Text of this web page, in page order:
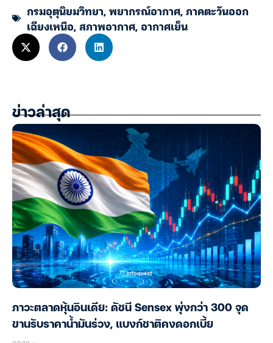
กรมอุตุนิยมวิทยา,พยากรณ์อากาศ,ภาคตะวันออก
เฉียงเหนือ,สภาพอากาศ,อากาศเย็น
ข่าวล่าสุด
ภาวะตลาดหุ้นอินเดีย: ดัชนี Sensex พุ่งกว่า 300 จุด
ขานรับราคาน้ำมันร่วง, แบงก์ชาติคงดอกเบี้ย